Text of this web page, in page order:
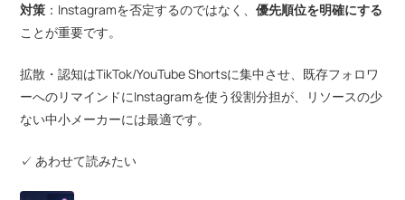
対策 ：Instagramを否定するのではなく、優先順位を明確にする
ことが重要です。
拡散・認知はTikTok/YouTube Shortsに集中させ、既存フォロワ
ーへのリマインドにInstagramを使う役割分担が、リソースの少
ない中小メーカーには最適です。
✓ あわせて読みたい